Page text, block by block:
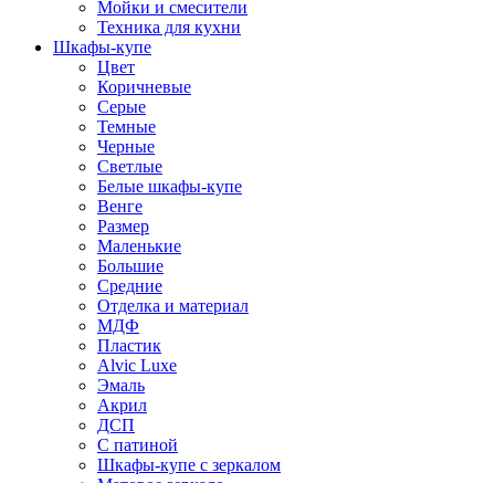
Мойки и смесители
Техника для кухни
Шкафы-купе
Цвет
Коричневые
Серые
Темные
Черные
Светлые
Белые шкафы-купе
Венге
Размер
Маленькие
Большие
Средние
Отделка и материал
МДФ
Пластик
Alvic Luxe
Эмаль
Акрил
ДСП
С патиной
Шкафы-купе с зеркалом